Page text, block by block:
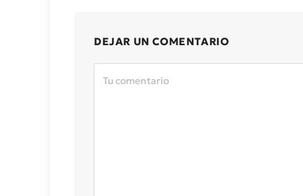
DEJAR UN COMENTARIO